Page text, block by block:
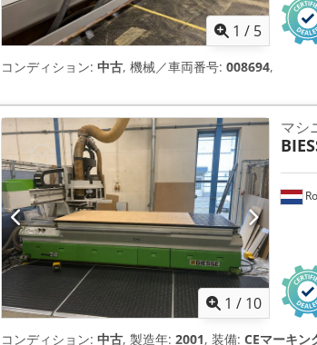
1 / 5
コンディション: 中古, 機械／車両番号: 008694,
1 / 10
マシ
コンディション: 中古, 製造年: 2001, 装備: CEマーキン